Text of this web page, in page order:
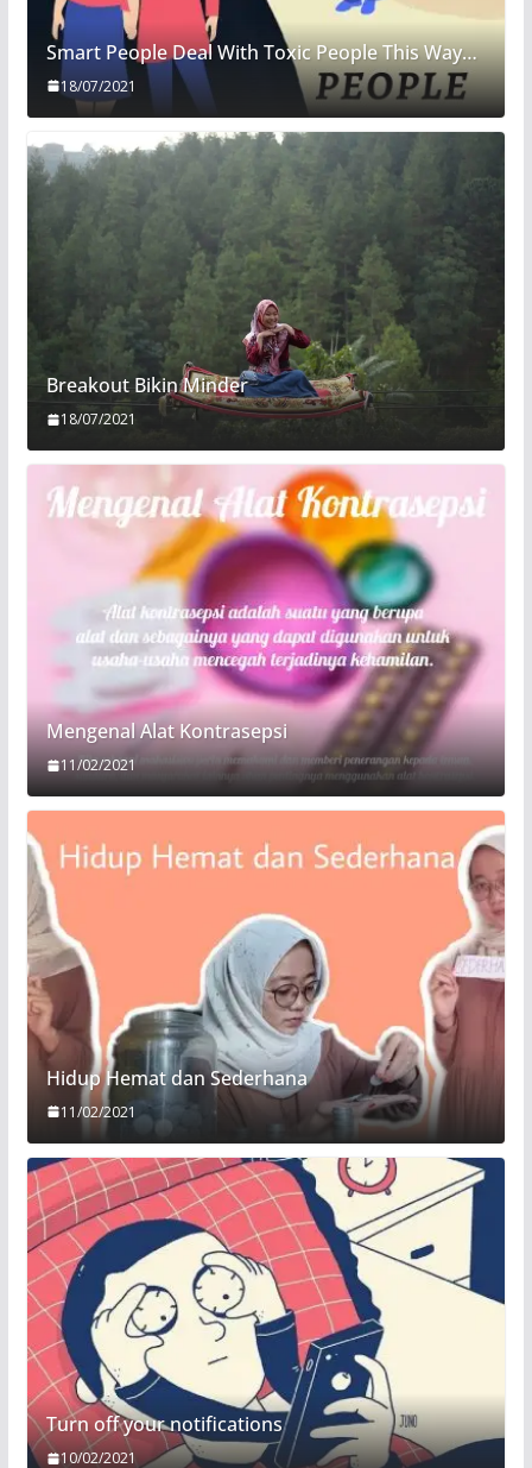
Smart People Deal With Toxic People This Way…
18/07/2021
Breakout Bikin Minder
18/07/2021
Mengenal Alat Kontrasepsi
11/02/2021
Hidup Hemat dan Sederhana
11/02/2021
Turn off your notifications
10/02/2021